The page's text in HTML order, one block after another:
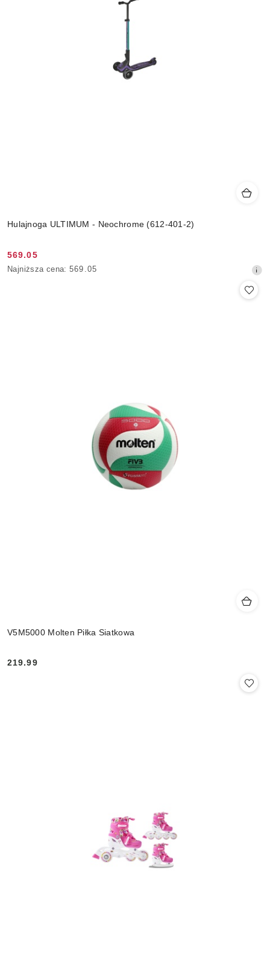
Hulajnoga ULTIMUM - Neochrome (612-401-2)
Cena
promocyjna:
569.05
Najniższa
Najniższa cena: 569.05
V5M5000 Molten Piłka Siatkowa
Cena:
219.99